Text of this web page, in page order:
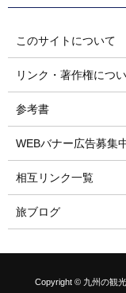
このサイトについて
リンク・著作権につ
参考書
WEBバナー広告募集
相互リンク一覧
旅ブログ
Copyright © 九州の観